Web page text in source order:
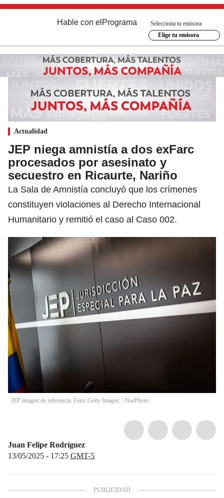
Hable con el Programa
Selecciona tu emisora
Elige tu emisora
Actualidad
JEP niega amnistía a dos exFarc
procesados por asesinato y
secuestro en Ricaurte, Nariño
La Sala de Amnistía concluyó que los crímenes
constituyen violaciones al Derecho Internacional
Humanitario y remitió el caso al Caso 002.
JEP imagen de referencia. Foto: Getty Images. / NurPhoto
Juan Felipe Rodríguez
13/05/2025 - 17:25 GMT-5